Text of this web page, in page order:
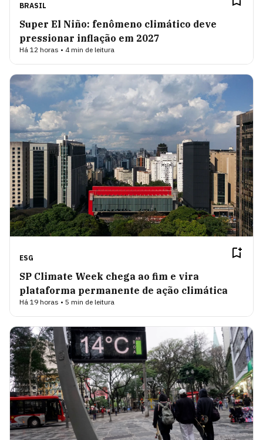
BRASIL
Super El Niño: fenômeno climático deve
pressionar inflação em 2027
Há 12 horas • 4 min de leitura
ESG
SP Climate Week chega ao fim e vira
plataforma permanente de ação climática
Há 19 horas • 5 min de leitura